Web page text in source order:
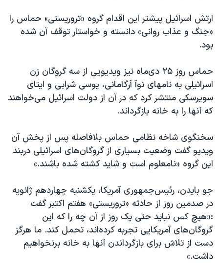
ارتش اسرائیل پیشتر این اقدام گروه «تروریستی» حماس را
«جنگ و عذاب روانی» دانسته و خواستار توقف آن شده
بود.
حماس روز ۲۵ دی‌ماه نیز ویدیویی از سه گروگان زن
اسرائیلی به نامهای نوآ آرگامانی، یوسی شرابی و ایتای
سویرسکی منتشر کرد که در آن از دولت اسرائیل می‌خواهند
که آنها را به خانه بازگرداند.
سخنگوی شاخه نظامی حماس بلافاصله پس از پخش آن
ویدیو گفت وضعیت بسیاری از گروگان‌های اسرائیلی در‌بند
این گروه «نامعلوم است و شاید کشته شده باشند.»
جو بایدن، رئیس‌جمهوری آمریکا، یکشنبه چهاردهم ژانویه
در صدمین روز از حادثه «تروریستی» هفتم اکتبر گفت
:«هیچ کس نباید حتی یک روز از آن چه را که این
گروگان‌های آمریکایی تجربه کرده‌اند، تحمل کند. ما هرگز
دست از تلاش برای بازگرداندن آنها به خانه برنخواهیم
داشت.»